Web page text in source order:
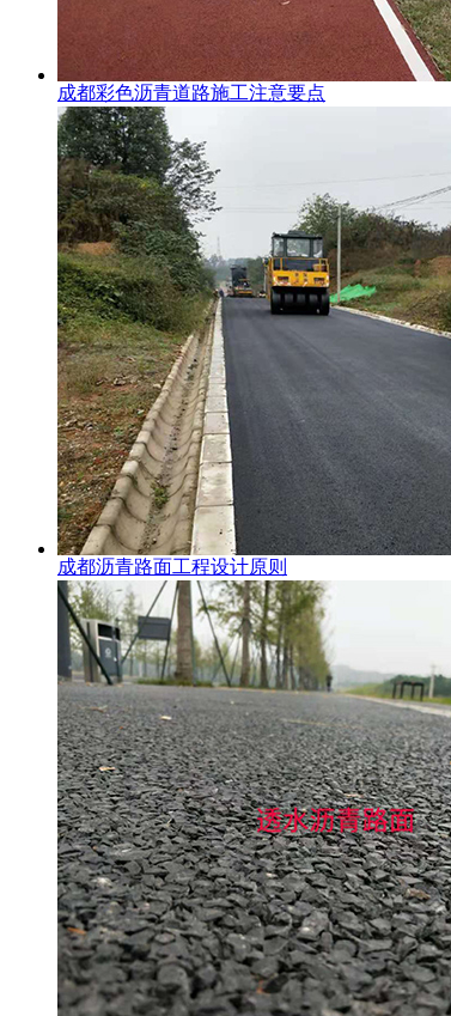
成都彩色沥青道路施工注意要点
成都沥青路面工程设计原则